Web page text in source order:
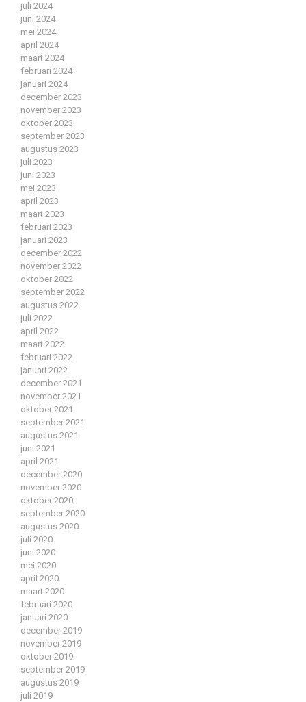
juli 2024
juni 2024
mei 2024
april 2024
maart 2024
februari 2024
januari 2024
december 2023
november 2023
oktober 2023
september 2023
augustus 2023
juli 2023
juni 2023
mei 2023
april 2023
maart 2023
februari 2023
januari 2023
december 2022
november 2022
oktober 2022
september 2022
augustus 2022
juli 2022
april 2022
maart 2022
februari 2022
januari 2022
december 2021
november 2021
oktober 2021
september 2021
augustus 2021
juni 2021
april 2021
december 2020
november 2020
oktober 2020
september 2020
augustus 2020
juli 2020
juni 2020
mei 2020
april 2020
maart 2020
februari 2020
januari 2020
december 2019
november 2019
oktober 2019
september 2019
augustus 2019
juli 2019